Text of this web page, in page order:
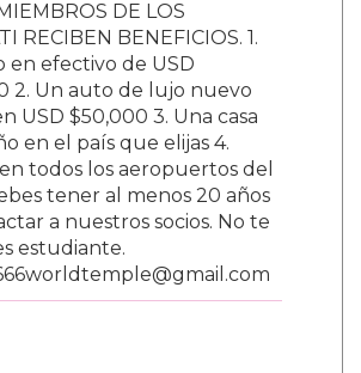
DE LOS
RECIBEN BENEFICIOS. 1.
en efectivo de USD
2. Un auto de lujo nuevo
USD $50,000 3. Una casa
en el país que elijas 4.
todos los aeropuertos del
tener al menos 20 años
a nuestros socios. No te
estudiante.